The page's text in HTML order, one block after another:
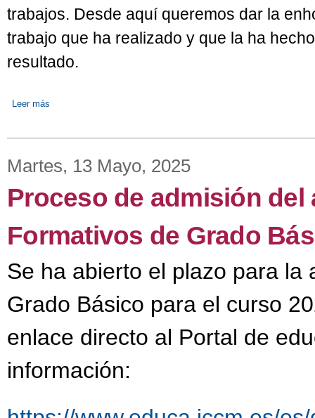
trabajos. Desde aquí queremos dar la
trabajo que ha realizado y que la ha
resultado.
Leer más
Martes, 13 Mayo, 2025
Proceso de admisión
Formativos de Grado
Se ha abierto el plazo para la
Grado Básico para el curso
enlace directo al Portal de
información: